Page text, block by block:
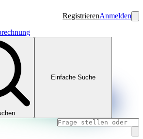
RegistrierenAnmelden
Einfache Suche